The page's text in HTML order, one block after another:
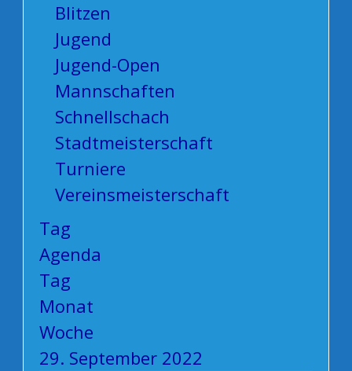
Blitzen
Jugend
Jugend-Open
Mannschaften
Schnellschach
Stadtmeisterschaft
Turniere
Vereinsmeisterschaft
Tag
Agenda
Tag
Monat
Woche
29. September 2022